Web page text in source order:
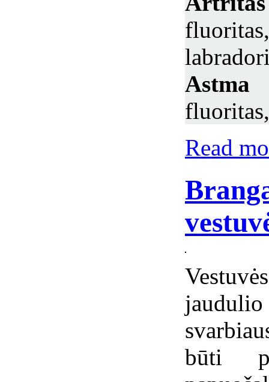
Astma
Read
būti